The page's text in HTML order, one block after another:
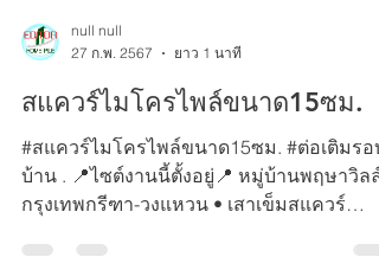
null null
27 ก.พ. 2567
ยาว 1 นาที
สแควร์ไมโครไพล์ขนาด15ซม.
บ้าน . 📍ไซต์งานนี้ตั้งอยู่📍 หมู่บ้านพฤษาวิลล์